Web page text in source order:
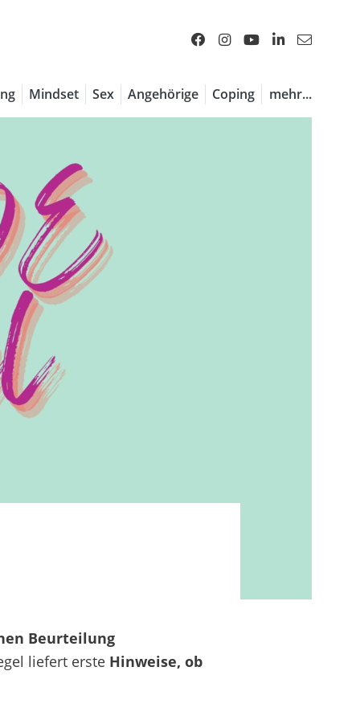
Mindset Sex Angehörige Coping mehr...
Beurteilung
liefert erste Hinweise, ob